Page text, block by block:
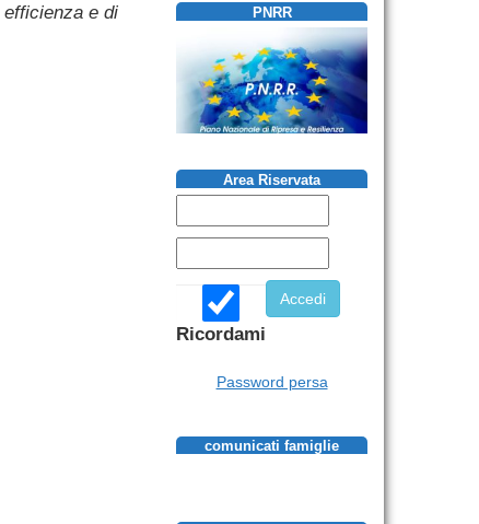
e di
PNRR
Area Riservata
Ricordami
Password persa
comunicati famiglie